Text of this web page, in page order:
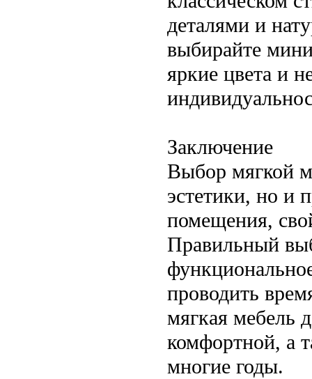
деталями и
выбирайте
яркие цвета и
Заключение
Выбор мягкой
эстетики, но и
помещения,
Правильный
проводить
мягкая мебель
комфортной, а
многие годы.